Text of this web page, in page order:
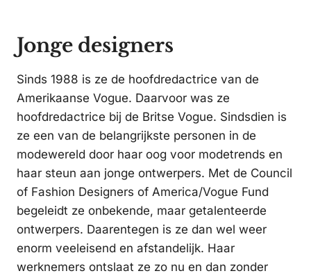
Jonge designers
Sinds 1988 is ze de hoofdredactrice van de
Amerikaanse Vogue. Daarvoor was ze
hoofdredactrice bij de Britse Vogue. Sindsdien is
ze een van de belangrijkste personen in de
modewereld door haar oog voor modetrends en
haar steun aan jonge ontwerpers. Met de Council
of Fashion Designers of America/Vogue Fund
begeleidt ze onbekende, maar getalenteerde
ontwerpers. Daarentegen is ze dan wel weer
enorm veeleisend en afstandelijk. Haar
werknemers ontslaat ze zo nu en dan zonder